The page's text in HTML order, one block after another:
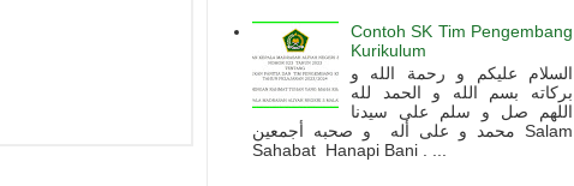
Contoh SK Tim Pengembang
Kurikulum
السلام عليكم و رحمة الله و
بركاته بسم الله و الحمد لله
اللهم صل و سلم على سيدنا
محمد و على أله و صحبه أجمعين Salam
Sahabat Hanapi Bani . ...